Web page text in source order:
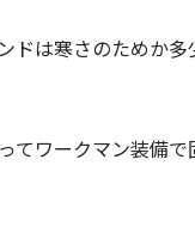
ドは寒さのためか
てワークマン装備